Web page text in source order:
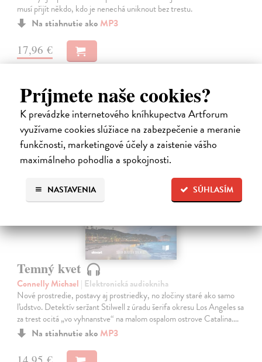
Príjmete naše cookies?
K prevádzke internetového kníhkupectva Artforum
využívame cookies slúžiace na zabezpečenie a meranie
funkčnosti, marketingové účely a zaistenie vášho
maximálneho pohodlia a spokojnosti.
SÚHLASÍM
NASTAVENIA
musí přijít někdo, kdo je nenechá uniknout bez trestu.
Na stiahnutie ako MP3
17,96 €
E-AUDIO
Temný kvet
Connelly Michael | Elektronická audiokniha
Nové prostredie, postavy aj prostriedky, no zločiny staré ako samo
ľudstvo. Detektív seržant Stilwell z úradu šerifa okresu Los Angeles sa
za trest ocitá „vo vyhnanstve“ na malom ospalom ostrove Catalina.…
Na stiahnutie ako MP3